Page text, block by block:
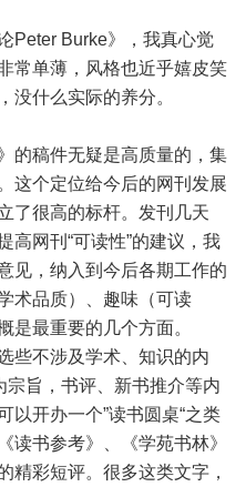
Peter Burke》，我真心觉
常单薄，风格也近乎嬉皮笑
没什么实际的养分。
的稿件无疑是高质量的，集
这个定位给今后的网刊发展
了很高的标杆。发刊几天
高网刊“可读性”的建议，我
见，纳入到今后各期工作的
术品质）、趣味（可读
是最重要的几个方面。
些不涉及学术、知识的内
宗旨，书评、新书推介等内
以开办一个”读书圆桌“之类
读书参考》、《学苑书林》
精彩短评。很多这类文字，